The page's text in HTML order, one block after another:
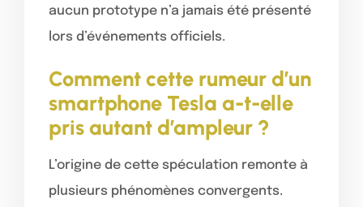
aucun prototype n’a jamais été présenté
lors d’événements officiels.
Comment cette rumeur d’un
smartphone Tesla a-t-elle
pris autant d’ampleur ?
L’origine de cette spéculation remonte à
plusieurs phénomènes convergents.